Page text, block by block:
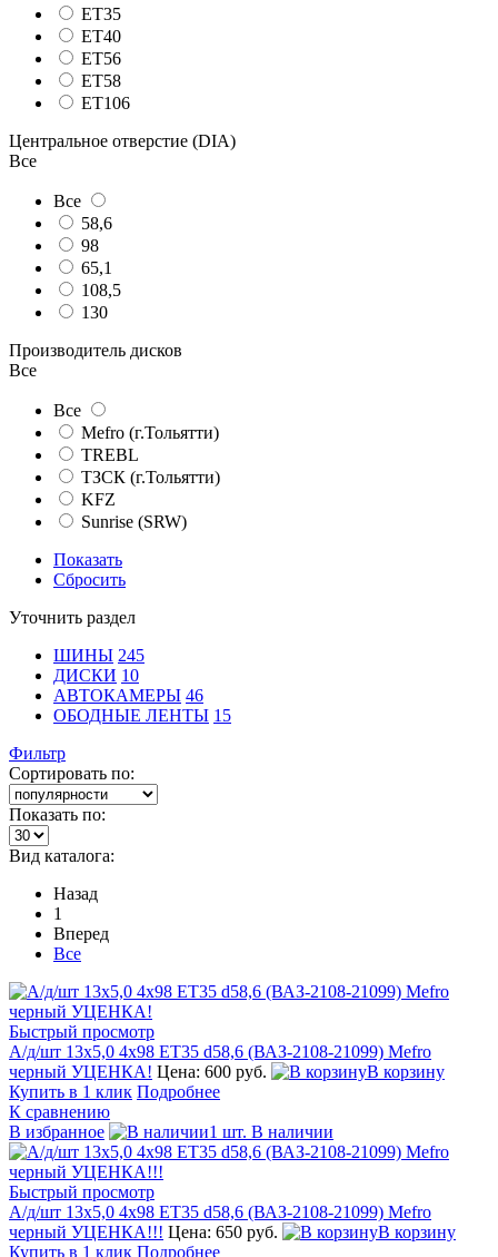
ET35
ET40
ET56
ET58
ET106
Центральное отверстие (DIA)
Все
Все
58,6
98
65,1
108,5
130
Производитель дисков
Все
Все
Mefro (г.Тольятти)
TREBL
ТЗСК (г.Тольятти)
KFZ
Sunrise (SRW)
Показать
Сбросить
Уточнить раздел
ШИНЫ 245
ДИСКИ 10
АВТОКАМЕРЫ 46
ОБОДНЫЕ ЛЕНТЫ 15
Фильтр
Сортировать по:
Показать по:
Вид каталога:
Назад
1
Вперед
Все
Быстрый просмотр
А/д/шт 13x5,0 4х98 ЕТ35 d58,6 (ВАЗ-2108-21099) Mefro
черный УЦЕНКА! Цена: 600 руб.
В корзину
Купить в 1 клик Подробнее
К сравнению
В избранное
1 шт. В наличии
Быстрый просмотр
А/д/шт 13x5,0 4х98 ЕТ35 d58,6 (ВАЗ-2108-21099) Mefro
черный УЦЕНКА!!! Цена: 650 руб.
В корзину
Купить в 1 клик Подробнее